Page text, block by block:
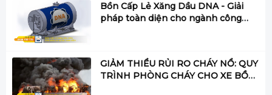
Bồn Cấp Lẻ Xăng Dầu DNA - Giải
pháp toàn diện cho ngành công
GIẢM THIỂU RỦI RO CHÁY NỔ: QUY
TRÌNH PHÒNG CHÁY CHO XE BỒN